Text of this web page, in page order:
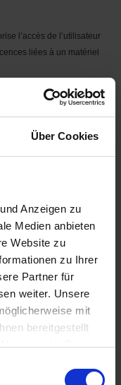
Über Cookies
Anzeigen zu
Medien anbieten
Website zu
zu Ihrer
Partner für
weiter. Unsere
mit
bereitgestellt
der Dienste
nutzen.
l’accès de l’utilisateur
liées à un matériel
CAL 2019 est compatible
Microsoft